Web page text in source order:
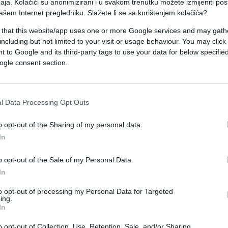
Kolačići su anonimizirani i u svakom trenutku možete izmijeniti
Internet pregledniku. Slažete li se sa korištenjem kolačića?
that this website/app uses one or more Google services and may
but not limited to your visit or usage behaviour. You may
to Google and its third-party tags to use your data for below
consent section.
Data Processing Opt Outs
opt-out of the Sharing of my personal data.
opt-out of the Sale of my Personal Data.
opt-out of processing my Personal Data for Targeted
motornog vozila je prevezena u Dom
centar Univerziteta u Sarajevu".
saobraćaj na magistralnom putu M-18.
a o ovom slučaju je upoznat i glavni tužilac